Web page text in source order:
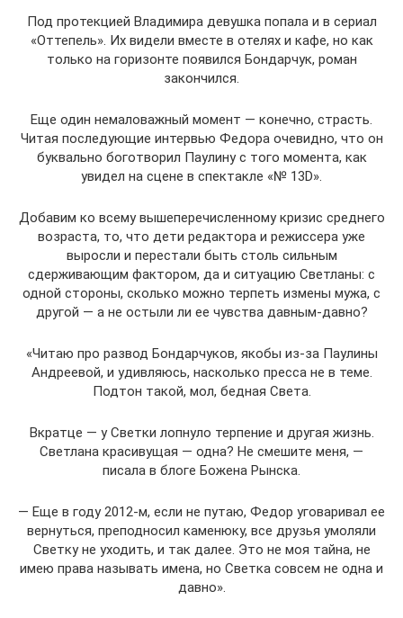
Под протекцией Владимира девушка попала и в сериал
«Оттепель». Их видели вместе в отелях и кафе, но как
только на горизонте появился Бондарчук, роман
закончился.
Еще один немаловажный момент — конечно, страсть.
Читая последующие интервью Федора очевидно, что он
буквально боготворил Паулину с того момента, как
увидел на сцене в спектакле «№ 13D».
Добавим ко всему вышеперечисленному кризис среднего
возраста, то, что дети редактора и режиссера уже
выросли и перестали быть столь сильным
сдерживающим фактором, да и ситуацию Светланы: с
одной стороны, сколько можно терпеть измены мужа, с
другой — а не остыли ли ее чувства давным-давно?
«Читаю про развод Бондарчуков, якобы из-за Паулины
Андреевой, и удивляюсь, насколько пресса не в теме.
Подтон такой, мол, бедная Света.
Вкратце — у Светки лопнуло терпение и другая жизнь.
Светлана красивущая — одна? Не смешите меня, —
писала в блоге Божена Рынска.
— Еще в году 2012-м, если не путаю, Федор уговаривал ее
вернуться, преподносил каменюку, все друзья умоляли
Светку не уходить, и так далее. Это не моя тайна, не
имею права называть имена, но Светка совсем не одна и
давно».